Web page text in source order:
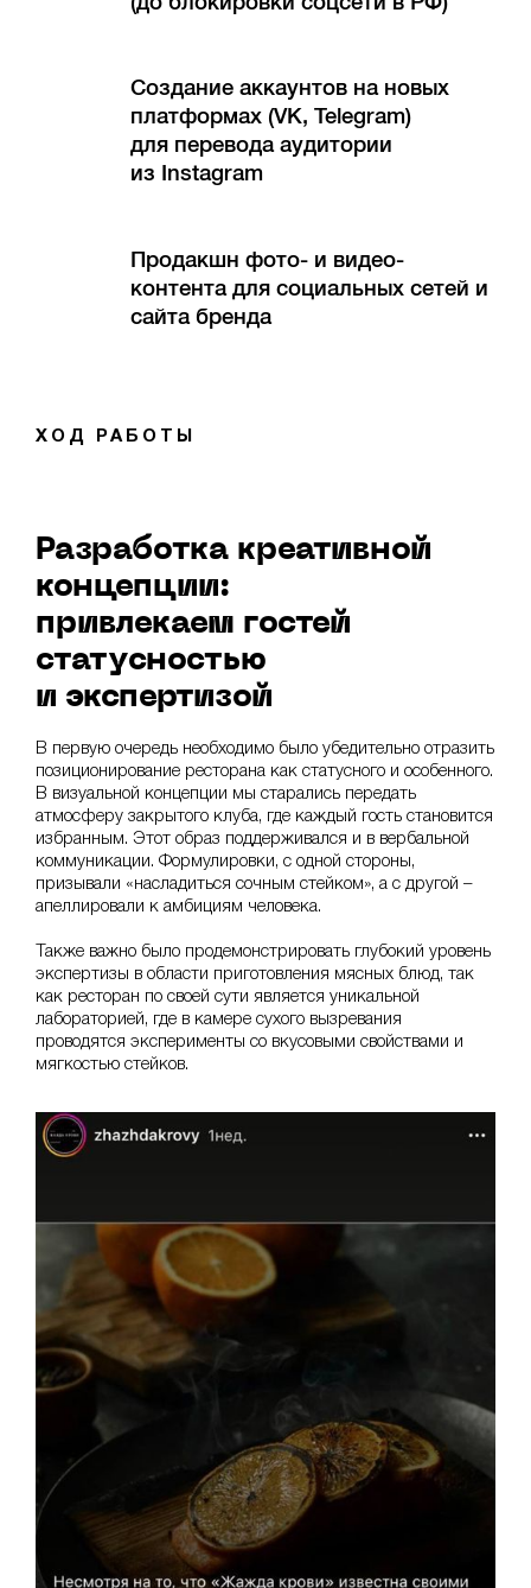
Создание аккаунтов на новых
платформах (VK, Telegram)
для перевода аудитории
из Instagram
Продакшн фото- и видео-
контента для социальных сетей и
сайта бренда
ХОД РАБОТЫ
Разработка креативной
концепции:
привлекаем гостей
статусностью
и экспертизой
В первую очередь необходимо было убедительно отразить
позиционирование ресторана как статусного и особенного.
В визуальной концепции мы старались передать
атмосферу закрытого клуба, где каждый гость становится
избранным. Этот образ поддерживался и в вербальной
коммуникации. Формулировки, с одной стороны,
призывали «насладиться сочным стейком», а с другой –
апеллировали к амбициям человека.
Также важно было продемонстрировать глубокий уровень
экспертизы в области приготовления мясных блюд, так
как ресторан по своей сути является уникальной
лабораторией, где в камере сухого вызревания
проводятся эксперименты со вкусовыми свойствами и
мягкостью стейков.